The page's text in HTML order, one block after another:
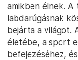
amikben élnek. A
labdarúgásnak
bejárta a világot.
életébe, a sport
befejezéséhez,